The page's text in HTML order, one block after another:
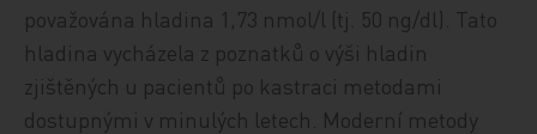
považována hladina 1,73 nmol/l (tj. 50 ng/dl). Tato
hladina vycházela z poznatků o výši hladin
zjištěných u pacientů po kastraci metodami
dostupnými v minulých letech. Moderní metody